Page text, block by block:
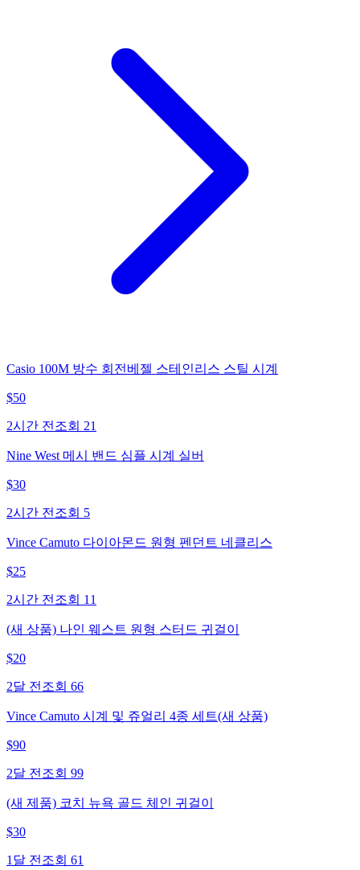
Casio 100M 방수 회전베젤 스테인리스 스틸 시계
$50
2시간 전 조회 21
Nine West 메시 밴드 심플 시계 실버
$30
2시간 전 조회 5
Vince Camuto 다이아몬드 원형 펜던트 네클리스
$25
2시간 전 조회 11
(새 상품) 나인 웨스트 원형 스터드 귀걸이
$20
2달 전 조회 66
Vince Camuto 시계 및 쥬얼리 4종 세트(새 상품)
$90
2달 전 조회 99
(새 제품) 코치 뉴욕 골드 체인 귀걸이
$30
1달 전 조회 61